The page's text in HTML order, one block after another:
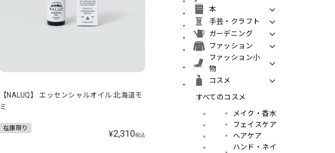
【NALUQ】 エッセンシャルオイル 北海道モ
ミ
在庫限り
¥2,310税込
本
手芸・クラフト
ガーデニング
ファッション
ファッション小
物
コスメ
すべてのコスメ
メイク・香水
フェイスケア
ヘアケア
ハンド・ネイ